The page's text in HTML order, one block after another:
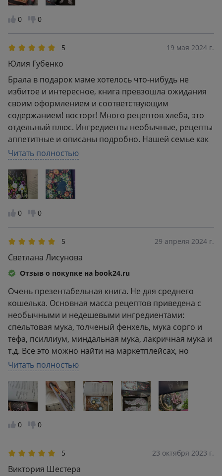
0 0
5 19 мая 2024 г.
Юлия Губенко
Брала в подарок маме хотелось что-нибудь не
избитое и интересное, книга превзошла ожидания
своим оформлением и соответствующим
содержанием! восторг! Много рецептов хлеба, это
отдельный плюс. Ингредиенты необычные, рецепты
аппетитные и описаны подробно. Нашей семье как
любителей экспериментов на кухне многое
захотелось попробовать приготовить. Издание
качественное , такую книгу приятно держать в руках.
Читать полностью
0 0
5 29 апреля 2024 г.
Светлана Лисунова
Отзыв о покупке на book24.ru
Очень презентабельная книга. Не для среднего
кошелька. Основная масса рецептов приведена с
необычными и недешевыми ингредиентами:
спельтовая мука, толченый фенхель, мука сорго и
тефа, псиллиум, миндальная мука, лакричная мука и
т.д. Все это можно найти на маркетплейсах, но
себестоимость готовой выпечки выйдет достаточно
дорого. Впрочем, подобные товары всегда стоили
дорого. Хотя, можно попробовать ту же спельтовую
муку заменить, например, кукурузной. Но надо
учесть, что придется добавить чуть больше
жидкости. Либо амарантовой муки. Но тогда нужно
использовать просто пшеничную муку.
Поэкспериментировать. Просто это будет совсем
Читать полностью
0 0
5 23 октября 2023 г.
Виктория Шестера